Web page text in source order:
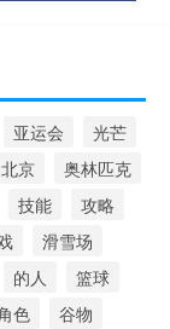
亚运会
光芒
北京
奥林匹克
技能
攻略
滑雪场
的人
篮球
色
谷物